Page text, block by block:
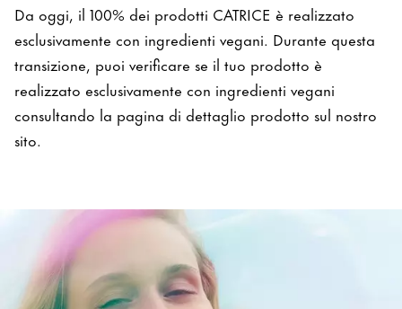
Da oggi, il 100% dei prodotti CATRICE è realizzato
esclusivamente con ingredienti vegani. Durante questa
transizione, puoi verificare se il tuo prodotto è
realizzato esclusivamente con ingredienti vegani
consultando la pagina di dettaglio prodotto sul nostro
sito.